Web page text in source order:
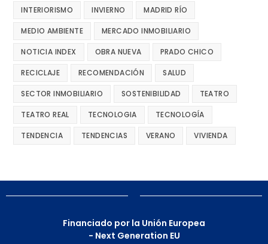
INTERIORISMO INVIERNO MADRID RÍO
MEDIO AMBIENTE MERCADO INMOBILIARIO
NOTICIA INDEX OBRA NUEVA PRADO CHICO
RECICLAJE RECOMENDACIÓN SALUD
SECTOR INMOBILIARIO SOSTENIBILIDAD TEATRO
TEATRO REAL TECNOLOGIA TECNOLOGÍA
TENDENCIA TENDENCIAS VERANO VIVIENDA
Financiado por la Unión Europea
- Next Generation EU